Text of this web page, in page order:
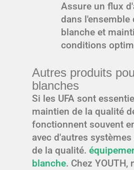
Assure un flux
dans l'ensemble
blanche et
conditions
Autres produits
blanches
Si les UFA sont
maintien de la qualité
fonctionnent souvent
avec d'autres
de la qualité.
blanche. Chez YOUTH,